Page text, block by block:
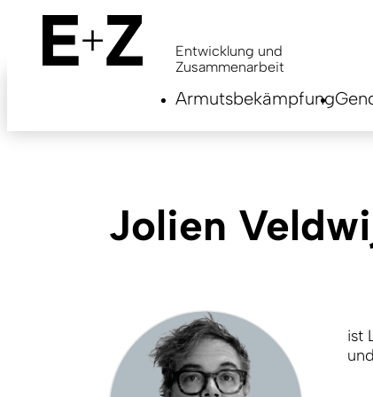
content
Entwicklung und
Zusammenarbeit
Armutsbekämpfung
Jolien
ist